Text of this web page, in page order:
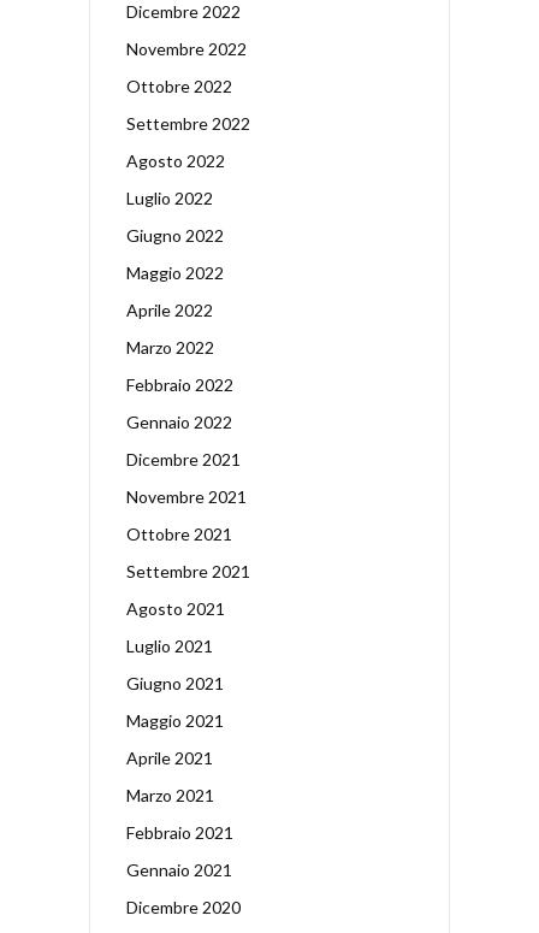
Dicembre 2022
Novembre 2022
Ottobre 2022
Settembre 2022
Agosto 2022
Luglio 2022
Giugno 2022
Maggio 2022
Aprile 2022
Marzo 2022
Febbraio 2022
Gennaio 2022
Dicembre 2021
Novembre 2021
Ottobre 2021
Settembre 2021
Agosto 2021
Luglio 2021
Giugno 2021
Maggio 2021
Aprile 2021
Marzo 2021
Febbraio 2021
Gennaio 2021
Dicembre 2020